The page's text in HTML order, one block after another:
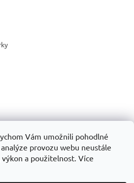
Vám umožnili pohodlné
provozu webu neustále
a použitelnost. Více
odběr elektrozařízení/baterií